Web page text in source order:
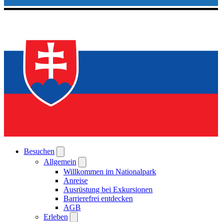
Besuchen
Allgemein
Willkommen im Nationalpark
Anreise
Ausrüstung bei Exkursionen
Barrierefrei entdecken
AGB
Erleben